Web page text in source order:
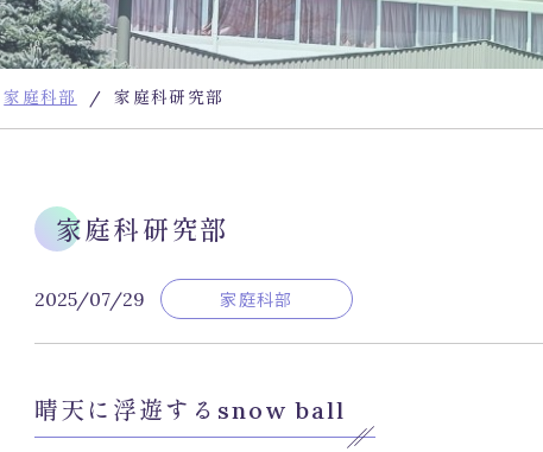
学校評価・財務
募集要項・提出書類・学校
案内
情報
在校生・保護者の方へ
家庭科部 家庭科研究部
家庭科研究部
2025/07/29 家庭科部
晴天に浮遊するsnow ball